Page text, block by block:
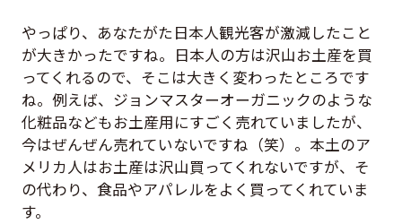
やっぱり、あなたがた日本人観光客が激減したこと
が大きかったですね。日本人の方は沢山お土産を買
ってくれるので、そこは大きく変わったところです
ね。例えば、ジョンマスターオーガニックのような
化粧品などもお土産用にすごく売れていましたが、
今はぜんぜん売れていないですね（笑）。本土のア
メリカ人はお土産は沢山買ってくれないですが、そ
の代わり、食品やアパレルをよく買ってくれていま
す。